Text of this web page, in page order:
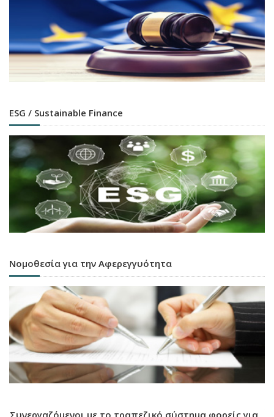
ESG / Sustainable Finance
Νομοθεσία για την Αφερεγγυότητα
Συνεργαζόμενοι με το τραπεζικό σύστημα φορείς για